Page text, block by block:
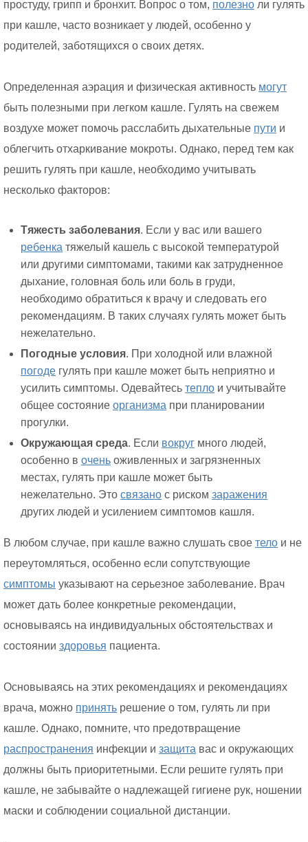
простуду, грипп и бронхит. Вопрос о том, полезно ли гулять
при кашле, часто возникает у людей, особенно у
родителей, заботящихся о своих детях.
Определенная аэрация и физическая активность могут
быть полезными при легком кашле. Гулять на свежем
воздухе может помочь расслабить дыхательные пути и
облегчить отхаркивание мокроты. Однако, перед тем как
решить гулять при кашле, необходимо учитывать
несколько факторов:
Тяжесть заболевания. Если у вас или вашего
ребенка тяжелый кашель с высокой температурой
или другими симптомами, такими как затрудненное
дыхание, головная боль или боль в груди,
необходимо обратиться к врачу и следовать его
рекомендациям. В таких случаях гулять может быть
нежелательно.
Погодные условия. При холодной или влажной
погоде гулять при кашле может быть неприятно и
усилить симптомы. Одевайтесь тепло и учитывайте
общее состояние организма при планировании
прогулки.
Окружающая среда. Если вокруг много людей,
особенно в очень оживленных и загрязненных
местах, гулять при кашле может быть
нежелательно. Это связано с риском заражения
других людей и усилением симптомов кашля.
В любом случае, при кашле важно слушать свое тело и не
переутомляться, особенно если сопутствующие
симптомы указывают на серьезное заболевание. Врач
может дать более конкретные рекомендации,
основываясь на индивидуальных обстоятельствах и
состоянии здоровья пациента.
Основываясь на этих рекомендациях и рекомендациях
врача, можно принять решение о том, гулять ли при
кашле. Однако, помните, что предотвращение
распространения инфекции и защита вас и окружающих
должны быть приоритетными. Если решите гулять при
кашле, не забывайте о надлежащей гигиене рук, ношении
маски и соблюдении социальной дистанции.